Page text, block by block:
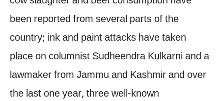
been reported from several parts of the
country; ink and paint attacks have taken
place on columnist Sudheendra Kulkarni and a
lawmaker from Jammu and Kashmir and over
the last one year, three well-known